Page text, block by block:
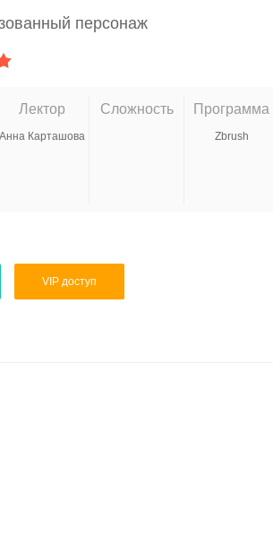
персонаж
Лектор
Анна Карташова
Сложность Программа
Zbrush
VIP доступ